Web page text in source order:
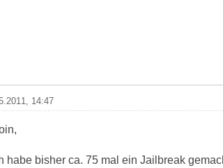
14:47
habe bisher ca. 75 mal ein Jailbreak